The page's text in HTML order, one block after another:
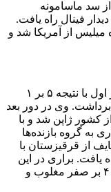
یافت. بوستانی در این مرحله با نتیجه ۶ بر ۵ از سد ماسامونه
فینال راه یافت.
۱۲ بر ۱ مغلوب آریاه میلیس از آمریکا شد و
در وزن ۵۵ کیلوگرم محمدرضا براری در دور اول با نتیجه ۵ بر ۱
برداشت. وی در دور بعد
از کشور ژاپن شد و با
به گروه بازنده‌ها
از قرقیزستان با
راه یافت. براری در این
دیدار مقابل گریتون بورنت از آمریکا با نتیجه ۴ بر صفر مغلوب و